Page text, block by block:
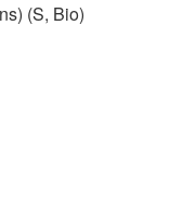
(S, Bio)